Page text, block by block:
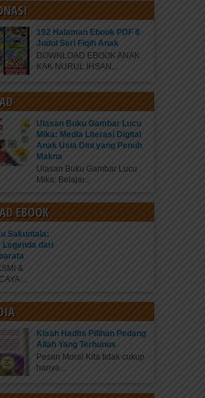
192 Halaman Ebook PDF 8
Judul Seri Fiqih Anak
DOWNLOAD EBOOK ANAK
KAK NURUL IHSAN...
Ulasan Buku Gambar Lucu
Mika: Media Literasi Digital
Anak Usia Dini yang Penuh
Makna
Ulasan Buku Gambar Lucu
Mika: Belajar...
EBOOK
Sakuntala:
Legenda dari
&
...
Kisah Hadits Pilihan Pedang
Allah Yang Terhunus
Pesan Moral Kita tidak cukup
hanya...